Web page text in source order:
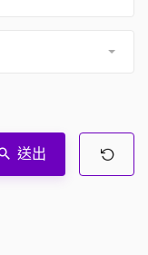
送出